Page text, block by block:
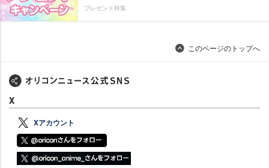
プレゼント特集
このページのトップへ
X
Xアカウント